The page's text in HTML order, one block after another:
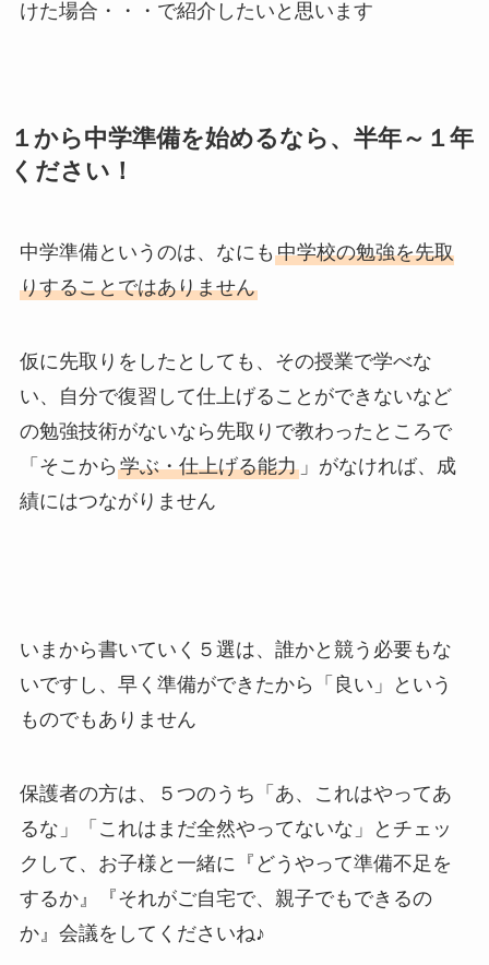
けた場合・・・で紹介したいと思います
１から中学準備を始めるなら、半年～１年
ください！
中学準備というのは、なにも 中学校の勉強を先取
りすることではありません
仮に先取りをしたとしても、その授業で学べな
い、自分で復習して仕上げることができないなど
の勉強技術がないなら先取りで教わったところで
「そこから 学ぶ・仕上げる能力」がなければ、成
績にはつながりません
いまから書いていく５選は、誰かと競う必要もな
いですし、早く準備ができたから「良い」という
ものでもありません
保護者の方は、５つのうち「あ、これはやってあ
るな」「これはまだ全然やってないな」とチェッ
クして、お子様と一緒に『どうやって準備不足を
するか』『それがご自宅で、親子でもできるの
か』会議をしてくださいね♪